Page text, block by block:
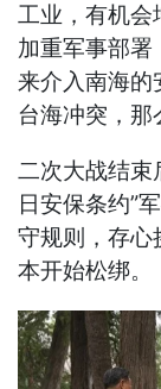
工业，有机会
加重军事部署
来介入南海的
台海冲突，那
二次大战结束
日安保条约”
守规则，存心
本开始松绑。